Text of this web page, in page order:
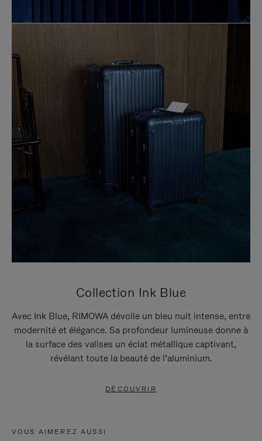
Collection Ink Blue
Avec Ink Blue, RIMOWA dévoile un bleu nuit intense, entre
modernité et élégance. Sa profondeur lumineuse donne à
la surface des valises un éclat métallique captivant,
révélant toute la beauté de l’aluminium.
DÉCOUVRIR
VOUS AIMEREZ AUSSI